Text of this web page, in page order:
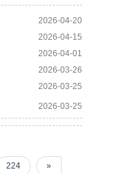
2026-04-20
2026-04-15
2026-04-01
2026-03-26
2026-03-25
2026-03-25
224 »